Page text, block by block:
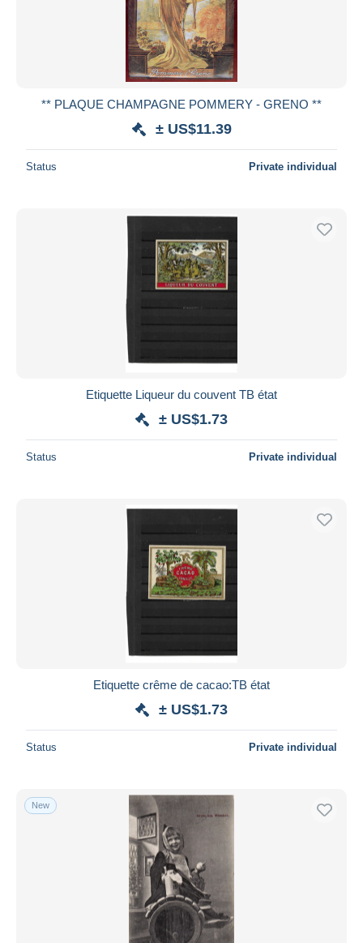
** PLAQUE CHAMPAGNE POMMERY - GRENO **
± US$11.39
Status Private individual
Etiquette Liqueur du couvent TB état
± US$1.73
Status Private individual
Etiquette crême de cacao:TB état
± US$1.73
Status Private individual
New